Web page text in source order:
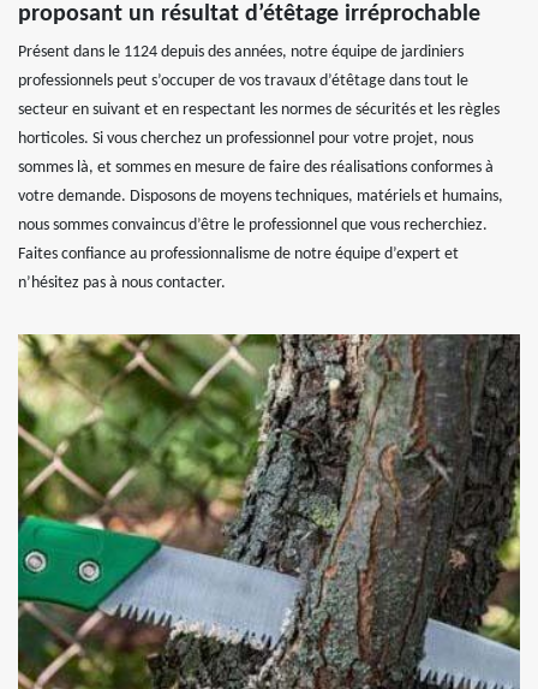
proposant un résultat d’étêtage irréprochable
Présent dans le 1124 depuis des années, notre équipe de jardiniers
professionnels peut s’occuper de vos travaux d’étêtage dans tout le
secteur en suivant et en respectant les normes de sécurités et les règles
horticoles. Si vous cherchez un professionnel pour votre projet, nous
sommes là, et sommes en mesure de faire des réalisations conformes à
votre demande. Disposons de moyens techniques, matériels et humains,
nous sommes convaincus d’être le professionnel que vous recherchiez.
Faites confiance au professionnalisme de notre équipe d’expert et
n’hésitez pas à nous contacter.